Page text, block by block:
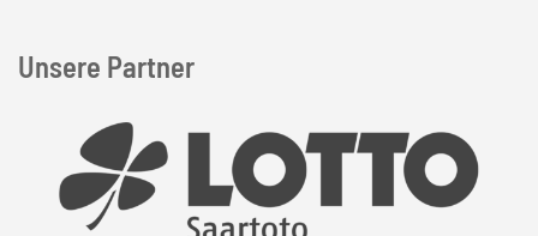
Unsere Partner